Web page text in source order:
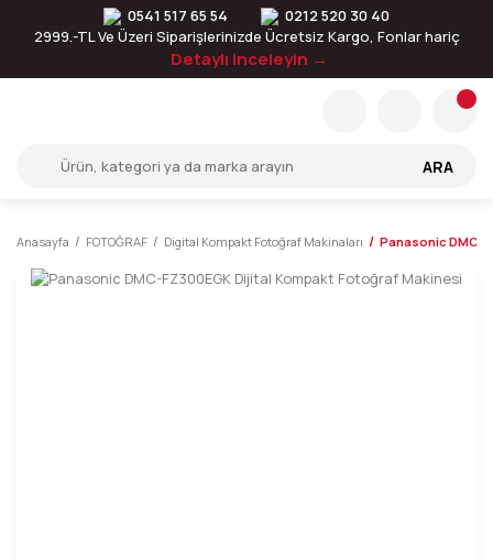
0541 517 65 54
0212 520 30 40
2999.-TL Ve Üzeri Siparişlerinizde Ücretsiz Kargo, Fonlar hariç
Detaylı inceleyin →
ARA
Anasayfa FOTOĞRAF Digital Kompakt Fotoğraf Makinaları Panasonic DMC-